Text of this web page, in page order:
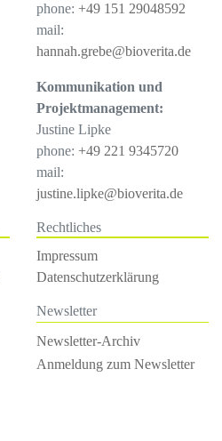
phone: +49 151 29048592
mail:
hannah.grebe@bioverita.de
Kommunikation und
Projektmanagement:
Justine Lipke
phone: +49 221 9345720
mail:
justine.lipke@bioverita.de
Rechtliches
Impressum
Datenschutzerklärung
Newsletter
Newsletter-Archiv
Anmeldung zum Newsletter